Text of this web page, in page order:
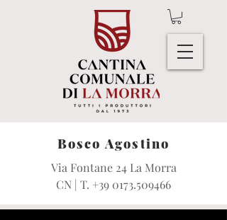
Bosco Agostino
Via Fontane 24 La Morra
CN | T. +39 0173.509466